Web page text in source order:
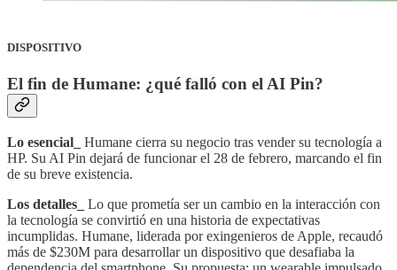
DISPOSITIVO
El fin de Humane: ¿qué falló con el AI Pin?
Lo esencial_ Humane cierra su negocio tras vender su tecnología a
HP. Su AI Pin dejará de funcionar el 28 de febrero, marcando el fin
de su breve existencia.
Los detalles_ Lo que prometía ser un cambio en la interacción con
la tecnología se convirtió en una historia de expectativas
incumplidas. Humane, liderada por exingenieros de Apple, recaudó
más de $230M para desarrollar un dispositivo que desafiaba la